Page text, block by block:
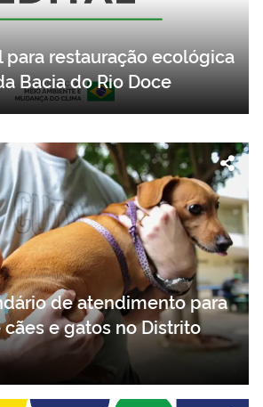
restauração ecológica
Bacia do Rio Doce
de atendimento para
e gatos no Distrito